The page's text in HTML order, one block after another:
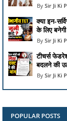
Sir Ji Ki
क्या इन-
के लिए
Sir Ji Ki
टीचर्स
बदलने की
Sir Ji Ki
POPULAR POSTS